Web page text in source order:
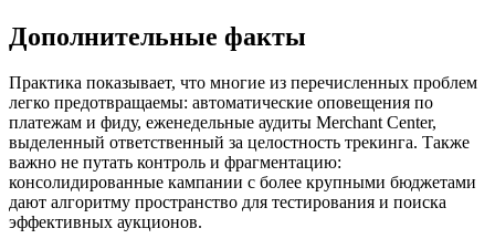
Дополнительные факты
Практика показывает, что многие из перечисленных проблем
легко предотвращаемы: автоматические оповещения по
платежам и фиду, еженедельные аудиты Merchant Center,
выделенный ответственный за целостность трекинга. Также
важно не путать контроль и фрагментацию:
консолидированные кампании с более крупными бюджетами
дают алгоритму пространство для тестирования и поиска
эффективных аукционов.